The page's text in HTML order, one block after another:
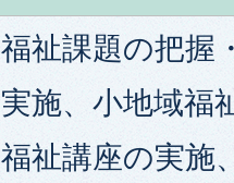
福祉課題の把握
実施、小地域福
福祉講座の実施